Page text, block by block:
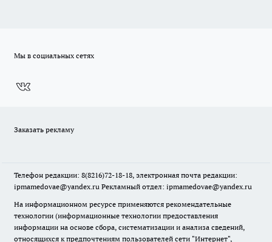
Мы в социальных сетях
Заказать рекламу
Телефон редакции: 8(8216)72-18-18, электронная почта редакции:
ipmamedovae@yandex.ru Рекламный отдел: ipmamedovae@yandex.ru
На информационном ресурсе применяются рекомендательные
технологии (информационные технологии предоставления
информации на основе сбора, систематизации и анализа сведений,
относящихся к предпочтениям пользователей сети "Интернет",